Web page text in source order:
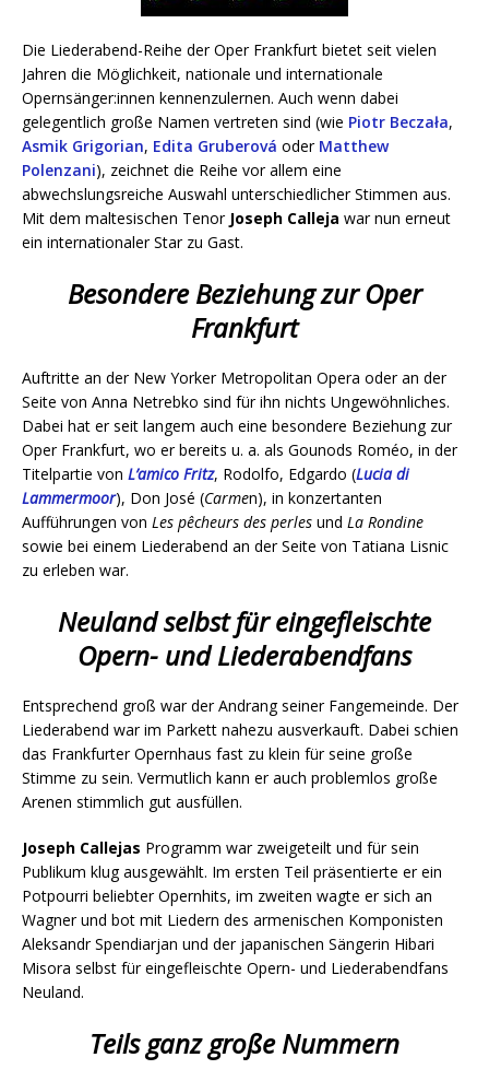
Die Liederabend-Reihe der Oper Frankfurt bietet seit vielen
Jahren die Möglichkeit, nationale und internationale
Opernsänger:innen kennenzulernen. Auch wenn dabei
gelegentlich große Namen vertreten sind (wie Piotr Beczała,
Asmik Grigorian, Edita Gruberová oder Matthew
Polenzani), zeichnet die Reihe vor allem eine
abwechslungsreiche Auswahl unterschiedlicher Stimmen aus.
Mit dem maltesischen Tenor Joseph Calleja war nun erneut
ein internationaler Star zu Gast.
Besondere Beziehung zur Oper
Frankfurt
Auftritte an der New Yorker Metropolitan Opera oder an der
Seite von Anna Netrebko sind für ihn nichts Ungewöhnliches.
Dabei hat er seit langem auch eine besondere Beziehung zur
Oper Frankfurt, wo er bereits u. a. als Gounods Roméo, in der
Titelpartie von L’amico Fritz, Rodolfo, Edgardo (Lucia di
Lammermoor), Don José (Carmen), in konzertanten
Aufführungen von Les pêcheurs des perles und La Rondine
sowie bei einem Liederabend an der Seite von Tatiana Lisnic
zu erleben war.
Neuland selbst für eingefleischte
Opern- und Liederabendfans
Entsprechend groß war der Andrang seiner Fangemeinde. Der
Liederabend war im Parkett nahezu ausverkauft. Dabei schien
das Frankfurter Opernhaus fast zu klein für seine große
Stimme zu sein. Vermutlich kann er auch problemlos große
Arenen stimmlich gut ausfüllen.
Joseph Callejas Programm war zweigeteilt und für sein
Publikum klug ausgewählt. Im ersten Teil präsentierte er ein
Potpourri beliebter Opernhits, im zweiten wagte er sich an
Wagner und bot mit Liedern des armenischen Komponisten
Aleksandr Spendiarjan und der japanischen Sängerin Hibari
Misora selbst für eingefleischte Opern- und Liederabendfans
Neuland.
Teils ganz große Nummern